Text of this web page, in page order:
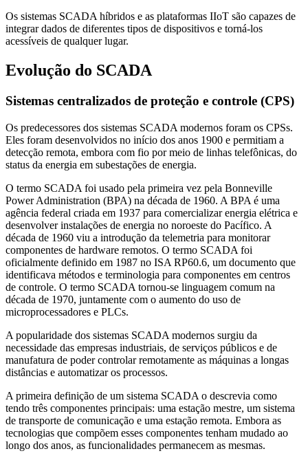
Os sistemas SCADA híbridos e as plataformas IIoT são capazes de
integrar dados de diferentes tipos de dispositivos e torná-los
acessíveis de qualquer lugar.
Evolução do SCADA
Sistemas centralizados de proteção e controle (CPS)
Os predecessores dos sistemas SCADA modernos foram os CPSs.
Eles foram desenvolvidos no início dos anos 1900 e permitiam a
detecção remota, embora com fio por meio de linhas telefônicas, do
status da energia em subestações de energia.
O termo SCADA foi usado pela primeira vez pela Bonneville
Power Administration (BPA) na década de 1960. A BPA é uma
agência federal criada em 1937 para comercializar energia elétrica e
desenvolver instalações de energia no noroeste do Pacífico. A
década de 1960 viu a introdução da telemetria para monitorar
componentes de hardware remotos. O termo SCADA foi
oficialmente definido em 1987 no ISA RP60.6, um documento que
identificava métodos e terminologia para componentes em centros
de controle. O termo SCADA tornou-se linguagem comum na
década de 1970, juntamente com o aumento do uso de
microprocessadores e PLCs.
A popularidade dos sistemas SCADA modernos surgiu da
necessidade das empresas industriais, de serviços públicos e de
manufatura de poder controlar remotamente as máquinas a longas
distâncias e automatizar os processos.
A primeira definição de um sistema SCADA o descrevia como
tendo três componentes principais: uma estação mestre, um sistema
de transporte de comunicação e uma estação remota. Embora as
tecnologias que compõem esses componentes tenham mudado ao
longo dos anos, as funcionalidades permanecem as mesmas.